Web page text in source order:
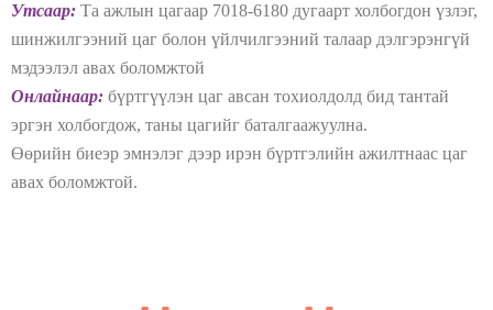
Утсаар: Та ажлын цагаар 7018-6180 дугаарт холбогдон үзлэг,
шинжилгээний цаг болон үйлчилгээний талаар дэлгэрэнгүй
мэдээлэл авах боломжтой
Онлайнаар: бүртгүүлэн цаг авсан тохиолдолд бид тантай
эргэн холбогдож, таны цагийг баталгаажуулна.
Өөрийн биеэр эмнэлэг дээр ирэн бүртгэлийн ажилтнаас цаг
авах боломжтой.